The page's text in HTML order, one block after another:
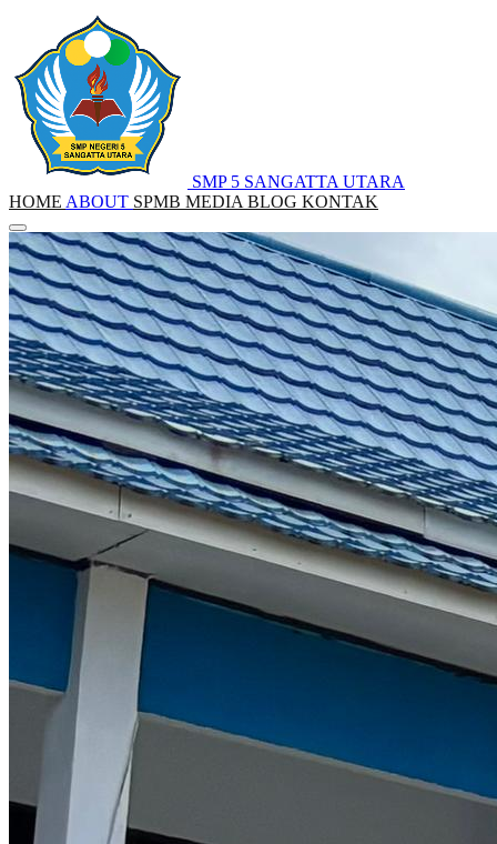
SMP 5 SANGATTA UTARA
HOME ABOUT SPMB MEDIA BLOG KONTAK